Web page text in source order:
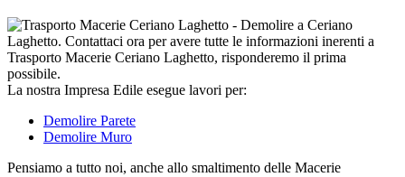
La nostra Impresa Edile esegue lavori per:
Demolire Parete
Demolire Muro
Pensiamo a tutto noi, anche allo smaltimento delle Macerie